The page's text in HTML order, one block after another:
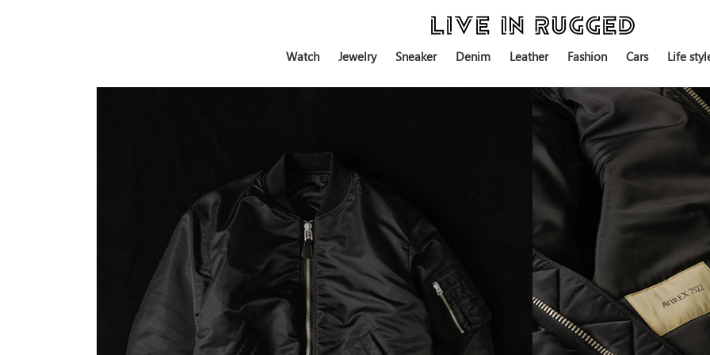
Watch Jewelry Sneaker Denim Leather Fashion Cars Life